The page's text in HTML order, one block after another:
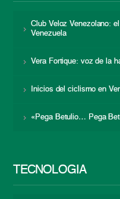
Club Veloz Venezolano:
Venezuela
Vera Fortique: voz de la
Inicios del ciclismo en
«Pega Betulio… Pega
TECNOLOGÍA